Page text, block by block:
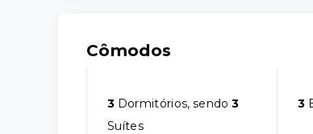
Cômodos
3 Dormitórios, sendo3
Suítes
3